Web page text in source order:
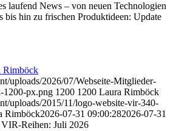
laufend News – von neuen Technologien
bis hin zu frischen Produktideen: Update
Rimböck
uploads/2026/07/Webseite-Mitglieder-
1200-px.png 1200 1200 Laura Rimböck
uploads/2015/11/logo-website-vir-340-
Rimböck2026-07-31 09:00:282026-07-31
VIR-Reihen: Juli 2026